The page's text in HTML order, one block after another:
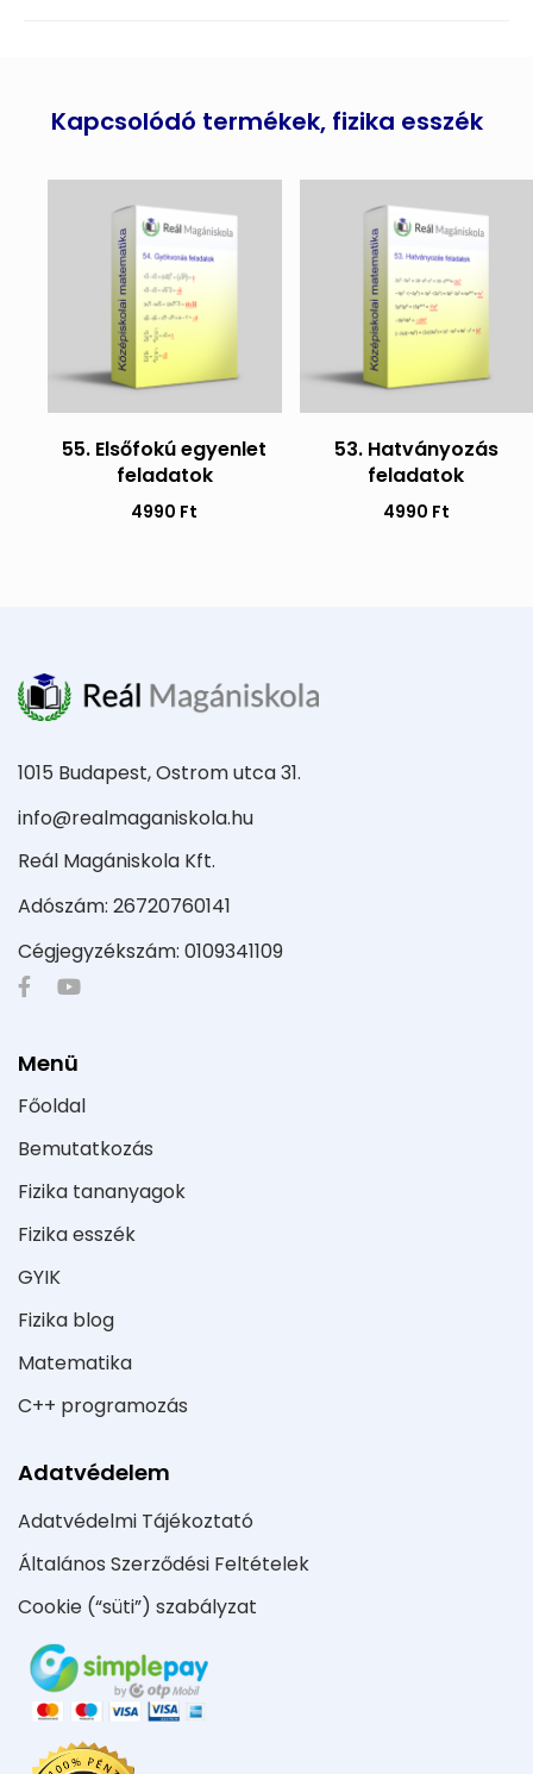
Kapcsolódó termékek, fizika esszék
55. Elsőfokú egyenlet
feladatok
4990 Ft
53. Hatványozás
feladatok
4990 Ft
1015 Budapest, Ostrom utca 31.
info@realmaganiskola.hu
Reál Magániskola Kft.
Adószám: 26720760141
Cégjegyzékszám: 0109341109
Menü
Főoldal
Bemutatkozás
Fizika tananyagok
Fizika esszék
GYIK
Fizika blog
Matematika
C++ programozás
Adatvédelem
Adatvédelmi Tájékoztató
Általános Szerződési Feltételek
Cookie (“süti”) szabályzat